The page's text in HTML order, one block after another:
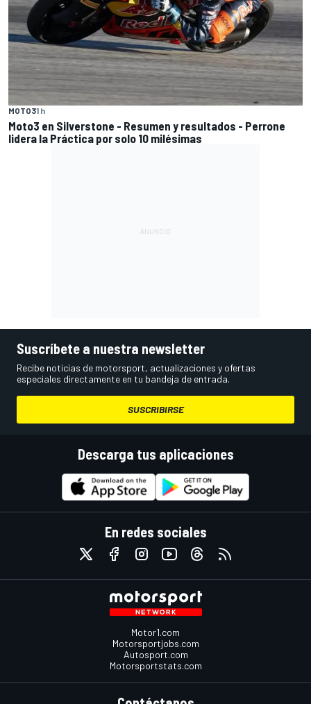
MOTO31 h
Moto3 en Silverstone - Resumen y resultados - Perrone
lidera la Práctica por solo 10 milésimas
Suscríbete a nuestra newsletter
Recibe noticias de motorsport, actualizaciones y ofertas
especiales directamente en tu bandeja de entrada.
SUSCRIBIRSE
Descarga tus aplicaciones
En redes sociales
Motor1.com
Motorsportjobs.com
Autosport.com
Motorsportstats.com